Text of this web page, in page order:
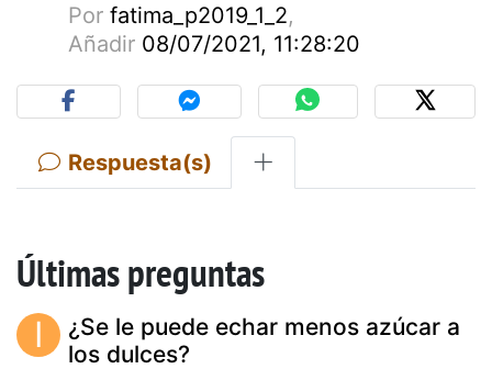
Por fatima_p2019_1_2,
Añadir 08/07/2021, 11:28:20
Respuesta(s)
Últimas preguntas
I
¿Se le puede echar menos azúcar a
los dulces?